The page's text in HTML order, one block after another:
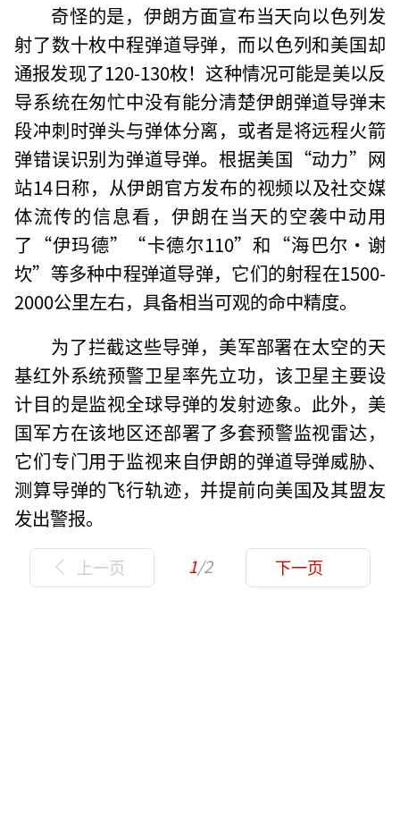
奇怪的是，伊朗方面宣布当天向以色列发
射了数十枚中程弹道导弹，而以色列和美国却
通报发现了120-130枚！这种情况可能是美以反
导系统在匆忙中没有能分清楚伊朗弹道导弹末
段冲刺时弹头与弹体分离，或者是将远程火箭
弹错误识别为弹道导弹。根据美国“动力”网
站14日称，从伊朗官方发布的视频以及社交媒
体流传的信息看，伊朗在当天的空袭中动用
了“伊玛德”“卡德尔110”和“海巴尔·谢
坎”等多种中程弹道导弹，它们的射程在1500-
2000公里左右，具备相当可观的命中精度。
为了拦截这些导弹，美军部署在太空的天
基红外系统预警卫星率先立功，该卫星主要设
计目的是监视全球导弹的发射迹象。此外，美
国军方在该地区还部署了多套预警监视雷达，
它们专门用于监视来自伊朗的弹道导弹威胁、
测算导弹的飞行轨迹，并提前向美国及其盟友
发出警报。
上一页 1/2 下一页